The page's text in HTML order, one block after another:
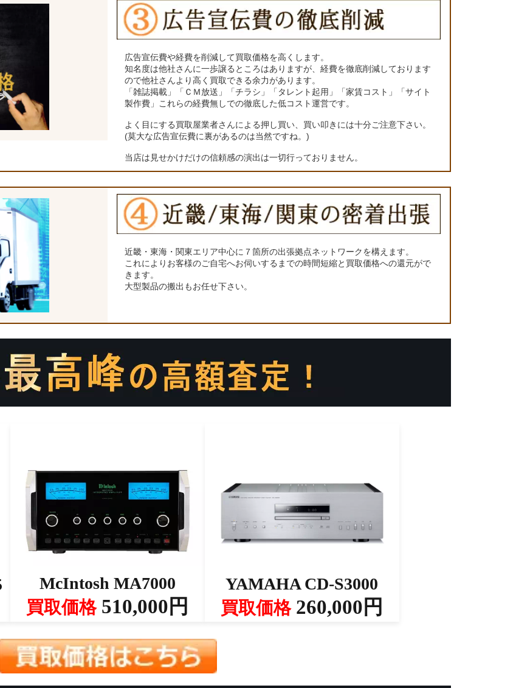
広告宣伝費や経費を削減して買取価格を高くします。
知名度は他社さんに一歩譲るところはありますが、経費を徹底削減しております
ので他社さんより高く買取できる余力があります。
「雑誌掲載」「ＣＭ放送」「チラシ」「タレント起用」「家賃コスト」「サイト
製作費」これらの経費無しでの徹底した低コスト運営です。
よく目にする買取屋業者さんによる押し買い、買い叩きには十分ご注意下さい。
(莫大な広告宣伝費に裏があるのは当然ですね。)
当店は見せかけだけの信頼感の演出は一切行っておりません。
近畿・東海・関東エリア中心に７箇所の出張拠点ネットワークを構えます。
これによりお客様のご自宅へお伺いするまでの時間短縮と買取価格への還元がで
きます。
大型製品の搬出もお任せ下さい。
McIntosh MA7000
買取価格510,000円
YAMAHA CD-S3000
買取価格260,000円